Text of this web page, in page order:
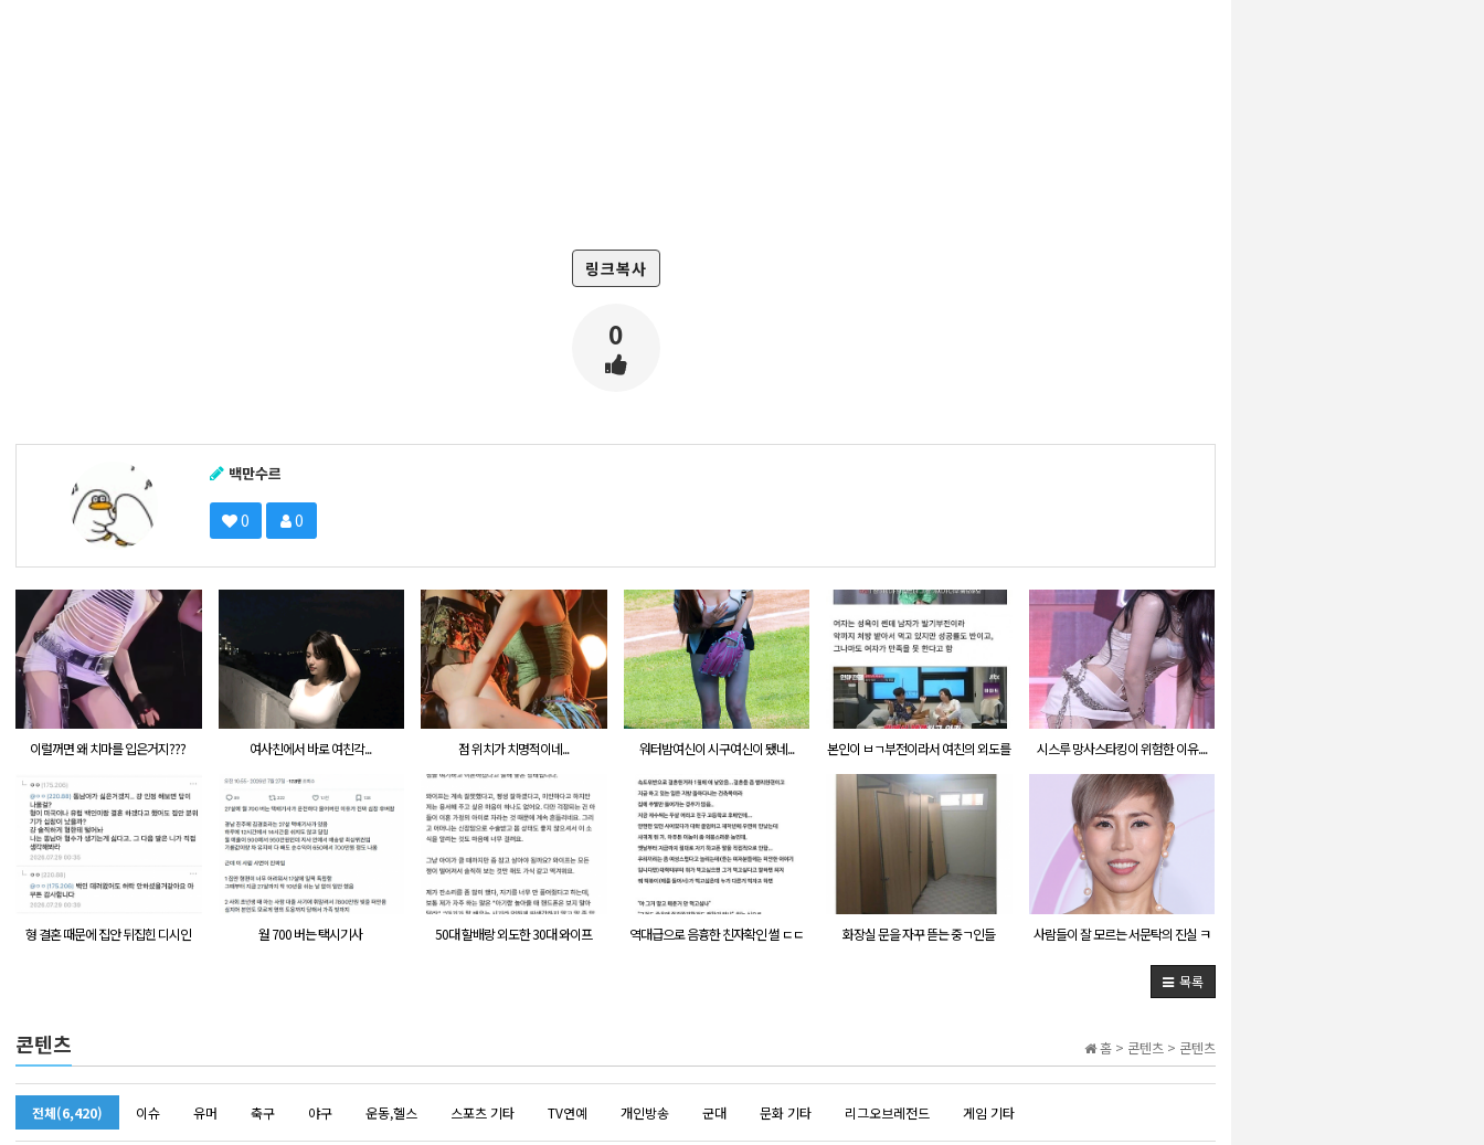
링크복사
0
백만수르
0 0
이럴꺼면 왜 치마를 입은거지??? 여사친에서 바로 여친각... 점 위치가 치명적이네... 워터밤여신이 시구여신이 됐네...
본인이 ㅂㄱ부전이라서 여친의 외도를
허락한 남자
시스루 망사스타킹이 위험한 이유....
형 결혼 때문에 집안 뒤집힌 디시인 월 700 버는 택시기사 50대 할배랑 외도한 30대 와이프 역대급으로 음흉한 친자확인 썰 ㄷㄷ 화장실 문을 자꾸 뜯는 중ㄱ인들
사람들이 잘 모르는 서문탁의 진실 ㅋ
목록
홈 > 콘텐츠 > 콘텐츠
콘텐츠
전체(6,420) 이슈 유머 축구 야구 운동,헬스 스포츠 기타 TV연예 개인방송 군대 문화 기타 리그오브레전드 게임 기타